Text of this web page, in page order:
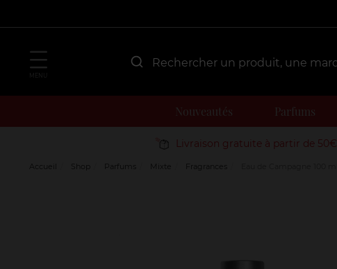
Nouveautés Parfums
Livraison gratuite à partir de 50€
Accueil Shop Parfums Mixte Fragrances